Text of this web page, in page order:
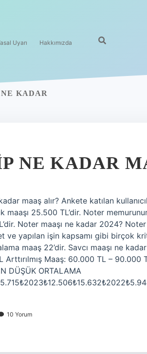
Uyarı Hakkımızda
KADAR
NE KADAR
maaş alır? Ankete katılan
maaşı 25.500 TL’dir. Noter
Noter maaşı ne kadar 2024?
ve yapılan işin kapsamı gibi birçok
maaş 22’dir. Savcı maaşı ne
Maaş: 60.000 TL –
DÜŞÜK ORTALAMA
10 Yorum